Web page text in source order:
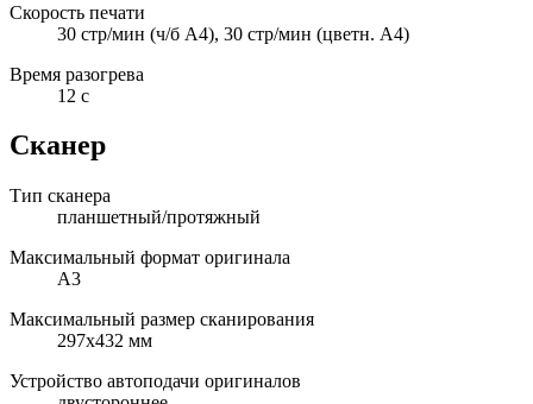
Скорость печати
30 стр/мин (ч/б А4), 30 стр/мин (цветн. А4)
Время разогрева
12 с
Сканер
Тип сканера
планшетный/протяжный
Максимальный формат оригинала
A3
Максимальный размер сканирования
297x432 мм
Устройство автоподачи оригиналов